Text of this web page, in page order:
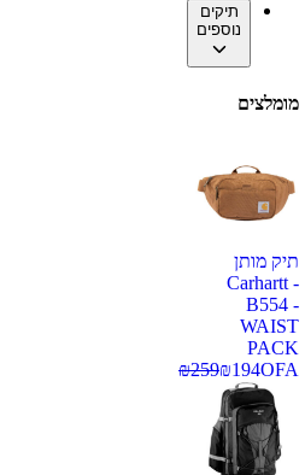
תיקים
נוספים
מומלצים
תיק מותן
Carhartt -
B554 -
WAIST
PACK
OFA
₪194
₪259